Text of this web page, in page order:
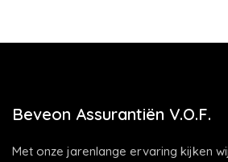
Beveon Assurantiën V.O.F.
Met onze jarenlange ervaring kijken